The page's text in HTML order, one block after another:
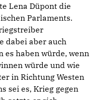
Lena Düpont die
Parlaments.
dabei aber auch
es haben würde, wenn
würde und wie
in Richtung Westen
sei es, Krieg gegen